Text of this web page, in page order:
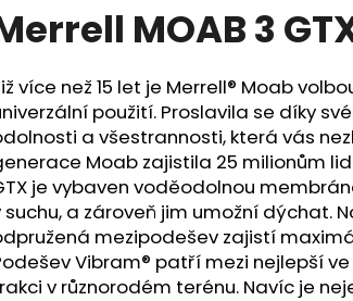
je
MOAB 3
více než 15 let je Merrell® Moab
použití. Proslavila se díky
a všestrannosti, která vás
Moab zajistila 25 milionům
je vybaven voděodolnou
suchu, a zároveň jim umožní dýchat.
mezipodešev zajistí
Vibram® patří mezi nejlepší
v různorodém terénu. Navíc je
HLEDAT